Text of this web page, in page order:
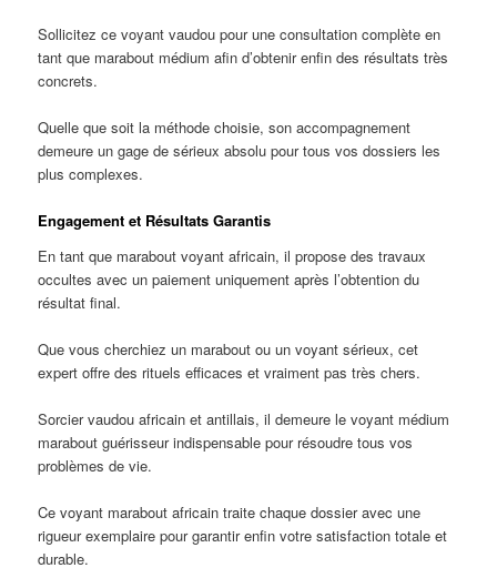
Sollicitez ce voyant vaudou pour une consultation complète en
tant que marabout médium afin d’obtenir enfin des résultats très
concrets.
Quelle que soit la méthode choisie, son accompagnement
demeure un gage de sérieux absolu pour tous vos dossiers les
plus complexes.
Engagement et Résultats Garantis
En tant que marabout voyant africain, il propose des travaux
occultes avec un paiement uniquement après l’obtention du
résultat final.
Que vous cherchiez un marabout ou un voyant sérieux, cet
expert offre des rituels efficaces et vraiment pas très chers.
Sorcier vaudou africain et antillais, il demeure le voyant médium
marabout guérisseur indispensable pour résoudre tous vos
problèmes de vie.
Ce voyant marabout africain traite chaque dossier avec une
rigueur exemplaire pour garantir enfin votre satisfaction totale et
durable.